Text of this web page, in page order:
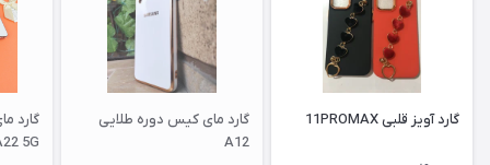
گارد آویز قلبی 11PROMAX
گارد مای کیس دوره طلایی
A12
گارد
5G